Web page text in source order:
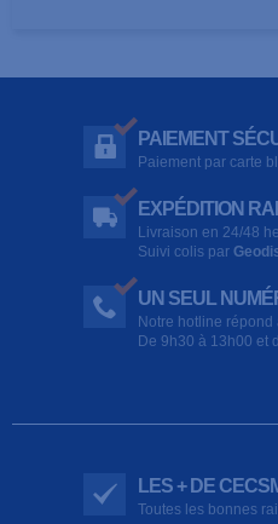
PAIEMENT
Paiement par carte
EXPÉDITION
Livraison en 24/48
Suivi colis par
UN SEUL
Notre hotline
De 9h30 à 13h00 et
LES + DE
Toutes les bonnes